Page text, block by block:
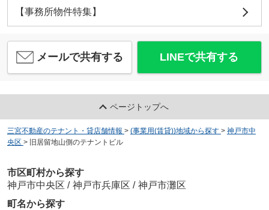
【事務所物件特集】
メールで共有する LINEで共有する
ページトップへ
三宮不動産のテナント・貸店舗情報 > (事業用(賃貸))地域から探す > 神戸市中
央区 > 旧居留地山側のテナントビル
市区町村から探す
神戸市中央区 / 神戸市兵庫区 / 神戸市灘区
町名から探す